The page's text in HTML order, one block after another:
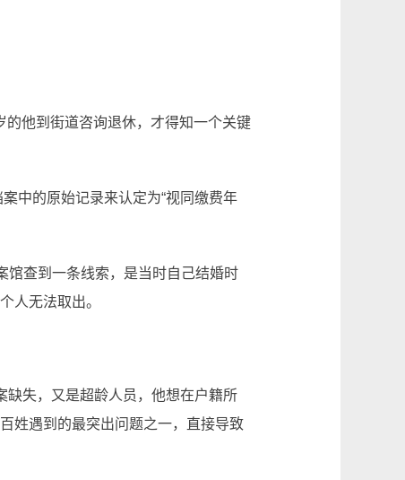
他到街道咨询退休，才得知一个关键
中的原始记录来认定为“视同缴费年
查到一条线索，是当时自己结婚时
人无法取出。
失，又是超龄人员，他想在户籍所
姓遇到的最突出问题之一，直接导致